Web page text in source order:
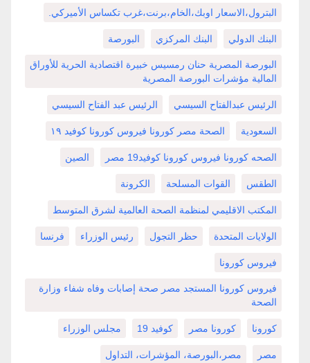
البترول،الاسعار اوبك،الخام،برنت،غرب تكساس الأميركي.
البنك الدولي البنك المركزي البورصة
البورصة المصرية حنان رمسيس خبيرة اقتصادية الحرية للأوراق
المالية مؤشرات البورصة المصرية
الرئيس عبدالفتاح السيسي الرئيس عبد الفتاح السيسي
السعودية الصحة مصر كورونا فيروس كورونا كوفيد ١٩
الصحه كورونا فيروس كورونا كوفيد19 مصر الصين
الطقس القوات المسلحة الكرونة
المكتب الاقليمي لمنظمة الصحة العالمية لشرق المتوسط
الولايات المتحدة حظر التجول رئيس الوزراء فرنسا
فيروس كورونا
فيروس كورونا المستجد مصر صحة إصابات وفاه شفاء وزارة
الصحة
كورونا كورونا مصر كوفيد 19 مجلس الوزراء
مصر مصر،البورصة، المؤشرات، التداول